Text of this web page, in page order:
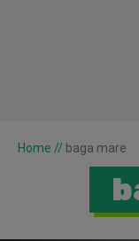
Home // baga mare